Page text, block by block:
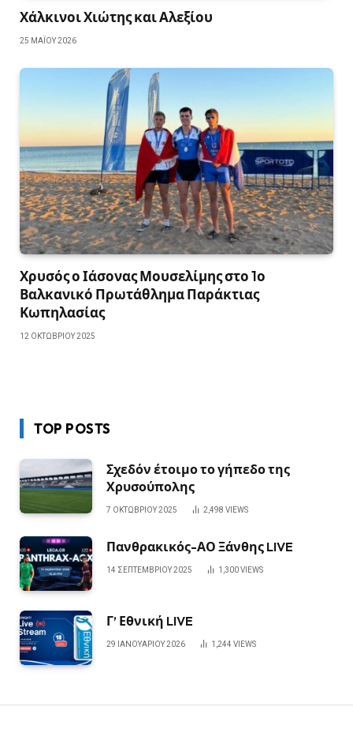
Χάλκινοι Χιώτης και Αλεξίου
25 ΜΑΪ́ΟΥ 2026
Χρυσός ο Ιάσονας Μουσελίμης στο 1ο
Βαλκανικό Πρωτάθλημα Παράκτιας
Κωπηλασίας
12 ΟΚΤΩΒΡΊΟΥ 2025
TOP POSTS
Σχεδόν έτοιμο το γήπεδο της
Χρυσούπολης
7 ΟΚΤΩΒΡΊΟΥ 2025 2,498 VIEWS
Πανθρακικός-ΑΟ Ξάνθης LIVE
14 ΣΕΠΤΕΜΒΡΊΟΥ 2025 1,300VIEWS
Γ’ Εθνική LIVE
29 ΙΑΝΟΥΑΡΊΟΥ 2026 1,244 VIEWS